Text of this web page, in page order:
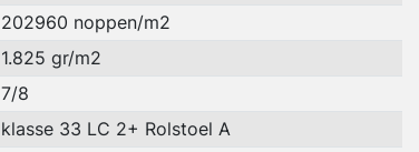
202960 noppen/m2
1.825 gr/m2
7/8
klasse 33 LC 2+ Rolstoel A